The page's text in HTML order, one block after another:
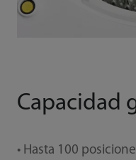
Capacidad
• Hasta 100